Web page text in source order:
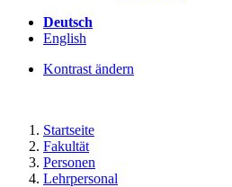
Deutsch
English
Kontrast ändern
Startseite
Fakultät
Personen
Lehrpersonal